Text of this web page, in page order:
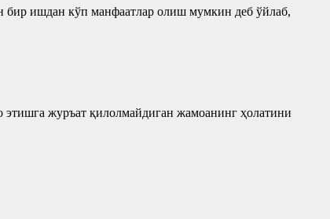
ишдан кўп манфаатлар олиш мумкин деб ўйлаб,
журъат қилолмайдиган жамоанинг ҳолатини